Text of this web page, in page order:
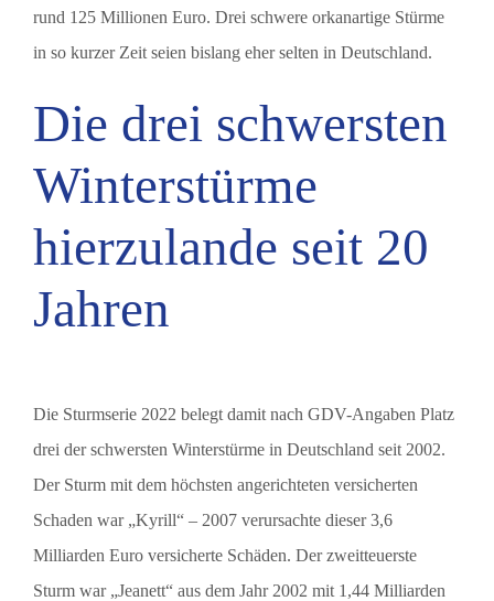
rund 125 Millionen Euro. Drei schwere orkanartige Stürme
in so kurzer Zeit seien bislang eher selten in Deutschland.
Die drei schwersten
Winterstürme
hierzulande seit 20
Jahren
Die Sturmserie 2022 belegt damit nach GDV-Angaben Platz
drei der schwersten Winterstürme in Deutschland seit 2002.
Der Sturm mit dem höchsten angerichteten versicherten
Schaden war „Kyrill“ – 2007 verursachte dieser 3,6
Milliarden Euro versicherte Schäden. Der zweitteuerste
Sturm war „Jeanett“ aus dem Jahr 2002 mit 1,44 Milliarden